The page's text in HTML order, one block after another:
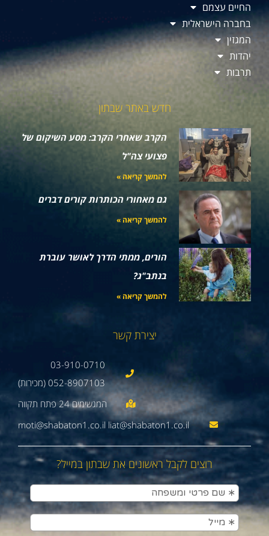
החיים עצמם
בחברה הישראלית
המגזין
יהדות
תרבות
חדש באתר שבתון
הקרב שאחרי הקרב: מסע השיקום של
פצועי צה"ל
להמשך קריאה »
גם מאחורי הכותרות קורים דברים
להמשך קריאה »
הורים, ממתי הדרך לאושר עוברת
בנתב"ג?
להמשך קריאה »
יצירת קשר
03-910-0710
052-8907103 (מכירות)
moti@shabaton1.co.il liat@shabaton1.co.il
רוצים לקבל ראשונים את שבתון במייל?